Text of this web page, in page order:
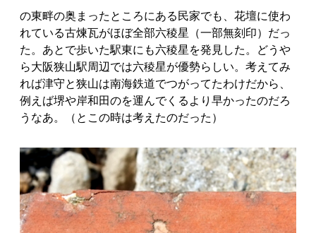
の東畔の奥まったところにある民家でも、花壇に使わ
れている古煉瓦がほぼ全部六稜星（一部無刻印）だっ
た。あとで歩いた駅東にも六稜星を発見した。どうや
ら大阪狭山駅周辺では六稜星が優勢らしい。考えてみ
れば津守と狭山は南海鉄道でつがってたわけだから、
例えば堺や岸和田のを運んでくるより早かったのだろ
うなあ。（とこの時は考えたのだった）